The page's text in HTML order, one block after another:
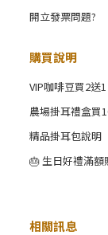
開立發票問題?
購買說明
VIP咖啡豆買2送1
農場掛耳禮盒買
精品掛耳包說明
🎂 生日好禮滿額
相關訊息